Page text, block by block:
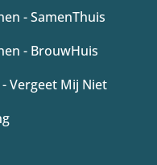
- SamenThuis
- BrouwHuis
Vergeet Mij Niet